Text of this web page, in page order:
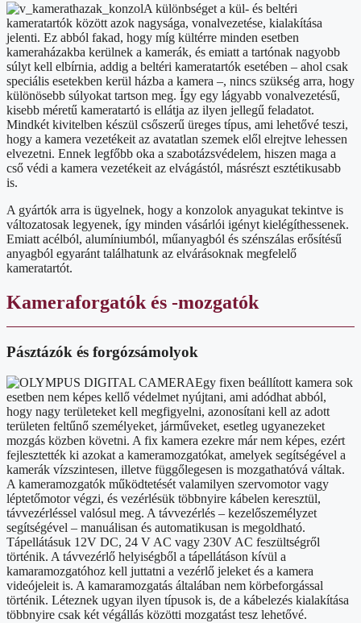
A különbséget a kül- és beltéri
kameratartók között azok nagysága, vonalvezetése, kialakítása
jelenti. Ez abból fakad, hogy míg kültérre minden esetben
kameraházakba kerülnek a kamerák, és emiatt a tartónak nagyobb
súlyt kell elbírnia, addig a beltéri kameratartók esetében – ahol csak
speciális esetekben kerül házba a kamera –, nincs szükség arra, hogy
különösebb súlyokat tartson meg. Így egy lágyabb vonalvezetésű,
kisebb méretű kameratartó is ellátja az ilyen jellegű feladatot.
Mindkét kivitelben készül csőszerű üreges típus, ami lehetővé teszi,
hogy a kamera vezetékeit az avatatlan szemek elől elrejtve lehessen
elvezetni. Ennek legfőbb oka a szabotázsvédelem, hiszen maga a
cső védi a kamera vezetékeit az elvágástól, másrészt esztétikusabb
is.
A gyártók arra is ügyelnek, hogy a konzolok anyagukat tekintve is
változatosak legyenek, így minden vásárlói igényt kielégíthessenek.
Emiatt acélból, alumíniumból, műanyagból és szénszálas erősítésű
anyagból egyaránt találhatunk az elvárásoknak megfelelő
kameratartót.
Kameraforgatók és -mozgatók
Pásztázók és forgózsámolyok
Egy fixen beállított kamera sok
esetben nem képes kellő védelmet nyújtani, ami adódhat abból,
hogy nagy területeket kell megfigyelni, azonosítani kell az adott
területen feltűnő személyeket, járműveket, esetleg ugyanezeket
mozgás közben követni. A fix kamera ezekre már nem képes, ezért
fejlesztették ki azokat a kameramozgatókat, amelyek segítségével a
kamerák vízszintesen, illetve függőlegesen is mozgathatóvá váltak.
A kameramozgatók működtetését valamilyen szervomotor vagy
léptetőmotor végzi, és vezérlésük többnyire kábelen keresztül,
távvezérléssel valósul meg. A távvezérlés – kezelőszemélyzet
segítségével – manuálisan és automatikusan is megoldható.
Tápellátásuk 12V DC, 24 V AC vagy 230V AC feszültségről
történik. A távvezérlő helyiségből a tápellátáson kívül a
kamaramozgatóhoz kell juttatni a vezérlő jeleket és a kamera
videójeleit is. A kamaramozgatás általában nem körbeforgással
történik. Léteznek ugyan ilyen típusok is, de a kábelezés kialakítása
többnyire csak két végállás közötti mozgatást tesz lehetővé.